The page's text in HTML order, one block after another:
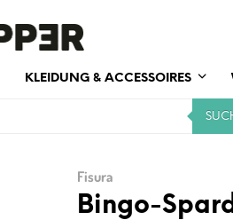
KLEIDUNG & ACCESSOIRES
Fisura
Bingo-